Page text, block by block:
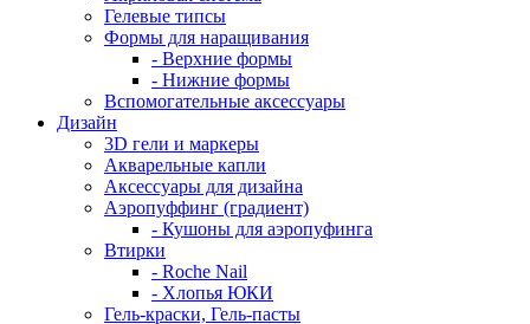
Гелевые типсы
Формы для наращивания
- Верхние формы
- Нижние формы
Вспомогательные аксессуары
Дизайн
3D гели и маркеры
Акварельные капли
Аксессуары для дизайна
Аэропуффинг (градиент)
- Кушоны для аэропуфинга
Втирки
- Roche Nail
- Хлопья ЮКИ
Гель-краски, Гель-пасты